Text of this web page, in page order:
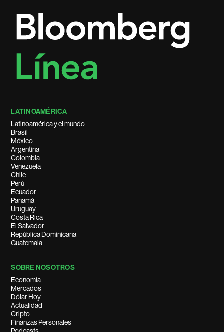
LATINOAMÉRICA
Latinoamérica y el mundo
Brasil
México
Argentina
Colombia
Venezuela
Chile
Perú
Ecuador
Panamá
Uruguay
Costa Rica
El Salvador
República Dominicana
Guatemala
SOBRE NOSOTROS
Economía
Mercados
Dólar Hoy
Actualidad
Cripto
Finanzas Personales